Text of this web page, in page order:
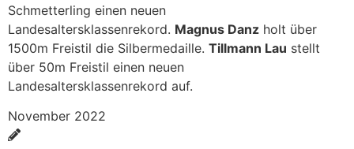
Schmetterling einen neuen
Landesaltersklassenrekord. Magnus Danz holt über
1500m Freistil die Silbermedaille. Tillmann Lau stellt
über 50m Freistil einen neuen
Landesaltersklassenrekord auf.
November 2022